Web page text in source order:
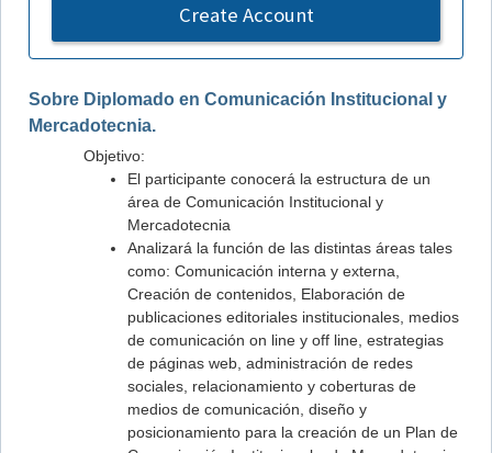
Sobre Diplomado en Comunicación Institucional y
Mercadotecnia.
Objetivo:
El participante conocerá la estructura de un
área de Comunicación Institucional y
Mercadotecnia
Analizará la función de las distintas áreas tales
como: Comunicación interna y externa,
Creación de contenidos, Elaboración de
publicaciones editoriales institucionales, medios
de comunicación on line y off line, estrategias
de páginas web, administración de redes
sociales, relacionamiento y coberturas de
medios de comunicación, diseño y
posicionamiento para la creación de un Plan de
Create Account